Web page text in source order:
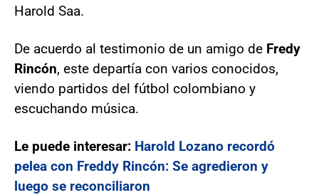
Harold Saa.
De acuerdo al testimonio de un amigo de Fredy
Rincón, este departía con varios conocidos,
viendo partidos del fútbol colombiano y
escuchando música.
Le puede interesar: Harold Lozano recordó
pelea con Freddy Rincón: Se agredieron y
luego se reconciliaron